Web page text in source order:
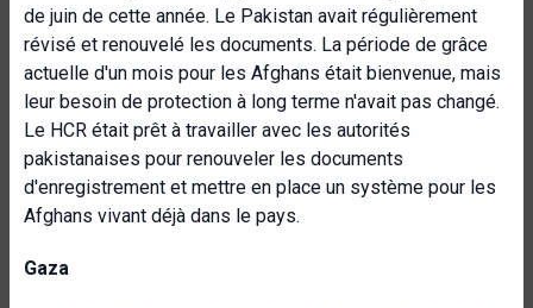
de juin de cette année. Le Pakistan avait régulièrement
révisé et renouvelé les documents. La période de grâce
actuelle d'un mois pour les Afghans était bienvenue, mais
leur besoin de protection à long terme n'avait pas changé.
Le HCR était prêt à travailler avec les autorités
pakistanaises pour renouveler les documents
d'enregistrement et mettre en place un système pour les
Afghans vivant déjà dans le pays.
Gaza